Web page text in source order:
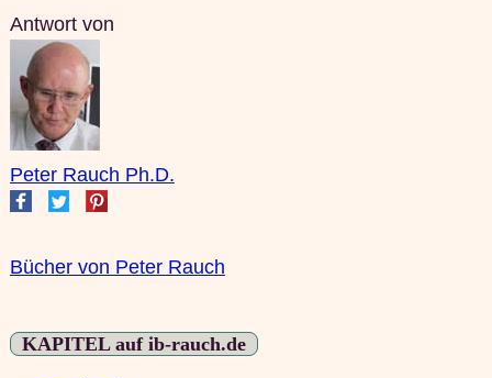
Antwort von
Peter Rauch Ph.D.
Bücher von Peter Rauch
KAPITEL auf ib-rauch.de